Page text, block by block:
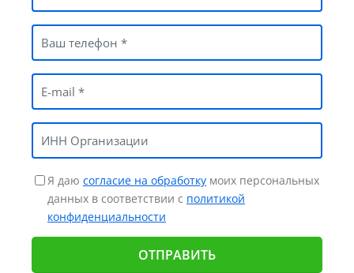
Я даю согласие на обработку моих персональных
данных в соответствии с политикой
конфиденциальности